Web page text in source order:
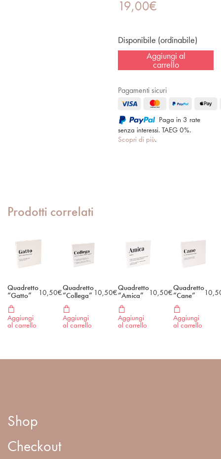
19,00€
Disponibile (ordinabile)
Aggiungi al
carrello
Pagamenti sicuri
Paga in 3 rate
senza interessi. TAEG 0%.
Scopri di più.
Prodotti correlati
Quadretto
“Gatto”
Aggiungi
al carrello
10,50€Quadretto
“Collega”
Aggiungi
al carrello
10,50€Quadretto
“Amica”
Aggiungi
al carrello
10,50€Quadretto
“Cane”
Aggiungi
al carrello
Shop
Checkout